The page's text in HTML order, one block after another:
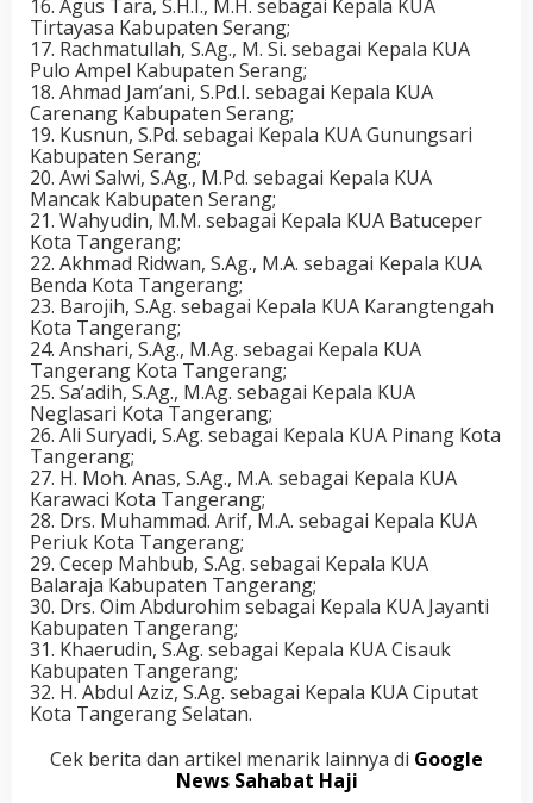
16. Agus Tara, S.H.I., M.H. sebagai Kepala KUA
Tirtayasa Kabupaten Serang;
17. Rachmatullah, S.Ag., M. Si. sebagai Kepala KUA
Pulo Ampel Kabupaten Serang;
18. Ahmad Jam’ani, S.Pd.I. sebagai Kepala KUA
Carenang Kabupaten Serang;
19. Kusnun, S.Pd. sebagai Kepala KUA Gunungsari
Kabupaten Serang;
20. Awi Salwi, S.Ag., M.Pd. sebagai Kepala KUA
Mancak Kabupaten Serang;
21. Wahyudin, M.M. sebagai Kepala KUA Batuceper
Kota Tangerang;
22. Akhmad Ridwan, S.Ag., M.A. sebagai Kepala KUA
Benda Kota Tangerang;
23. Barojih, S.Ag. sebagai Kepala KUA Karangtengah
Kota Tangerang;
24. Anshari, S.Ag., M.Ag. sebagai Kepala KUA
Tangerang Kota Tangerang;
25. Sa’adih, S.Ag., M.Ag. sebagai Kepala KUA
Neglasari Kota Tangerang;
26. Ali Suryadi, S.Ag. sebagai Kepala KUA Pinang Kota
Tangerang;
27. H. Moh. Anas, S.Ag., M.A. sebagai Kepala KUA
Karawaci Kota Tangerang;
28. Drs. Muhammad. Arif, M.A. sebagai Kepala KUA
Periuk Kota Tangerang;
29. Cecep Mahbub, S.Ag. sebagai Kepala KUA
Balaraja Kabupaten Tangerang;
30. Drs. Oim Abdurohim sebagai Kepala KUA Jayanti
Kabupaten Tangerang;
31. Khaerudin, S.Ag. sebagai Kepala KUA Cisauk
Kabupaten Tangerang;
32. H. Abdul Aziz, S.Ag. sebagai Kepala KUA Ciputat
Kota Tangerang Selatan.
Cek berita dan artikel menarik lainnya di Google
News Sahabat Haji